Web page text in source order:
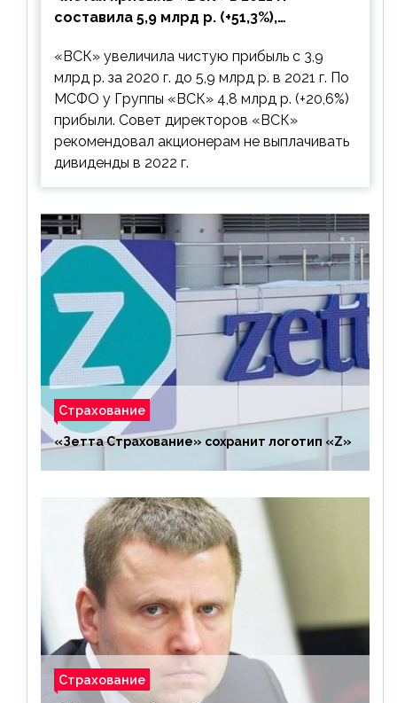
составила 5,9 млрд р. (+51,3%),
выплачивать
«ВСК» увеличила чистую прибыль с 3,9
млрд р. за 2020 г. до 5,9 млрд р. в 2021 г. По
МСФО у Группы «ВСК» 4,8 млрд р. (+20,6%)
прибыли. Совет директоров «ВСК»
рекомендовал акционерам не выплачивать
дивиденды в 2022 г.
Страхование
«Зетта Страхование» сохранит логотип «Z»
Страхование